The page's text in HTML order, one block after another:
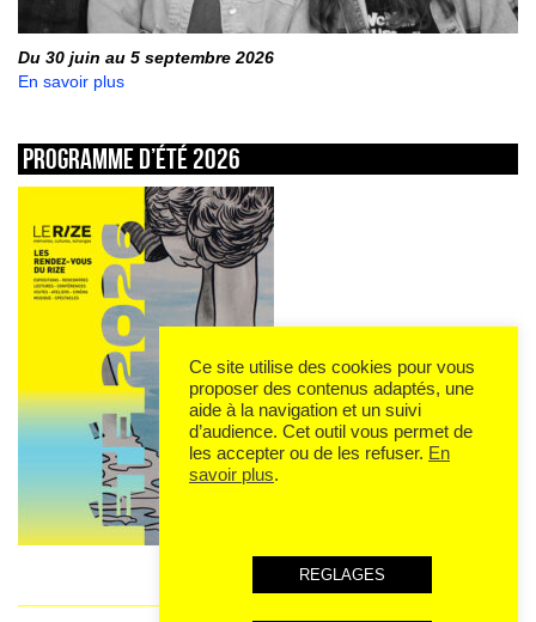
Du 30 juin au 5 septembre 2026
En savoir plus
Programme d’été 2026
Ce site utilise des cookies pour vous
proposer des contenus adaptés, une
aide à la navigation et un suivi
d’audience. Cet outil vous permet de
les accepter ou de les refuser. En
savoir plus.
REGLAGES